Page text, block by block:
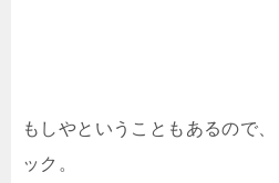
もしやということもあるので
ック。